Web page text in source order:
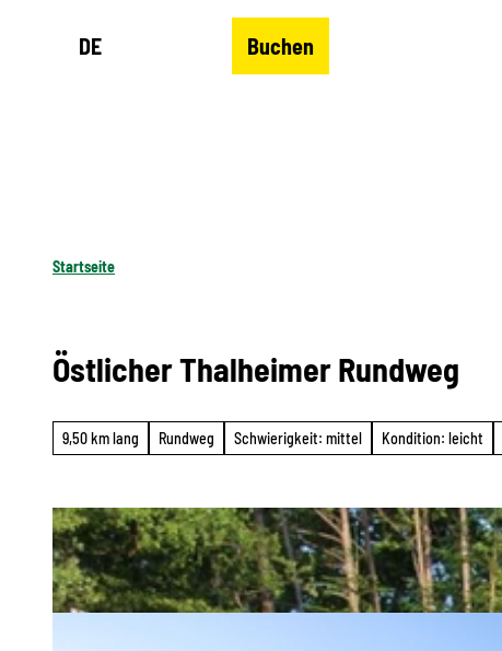
DE Buchen
Startseite
Östlicher Thalheimer Rundweg
9,50 km lang Rundweg Schwierigkeit: mittel Kondition: leicht